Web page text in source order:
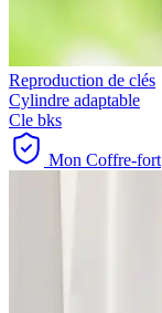
Reproduction de clés
Cylindre adaptable
Cle bks
Mon Coffre-fort